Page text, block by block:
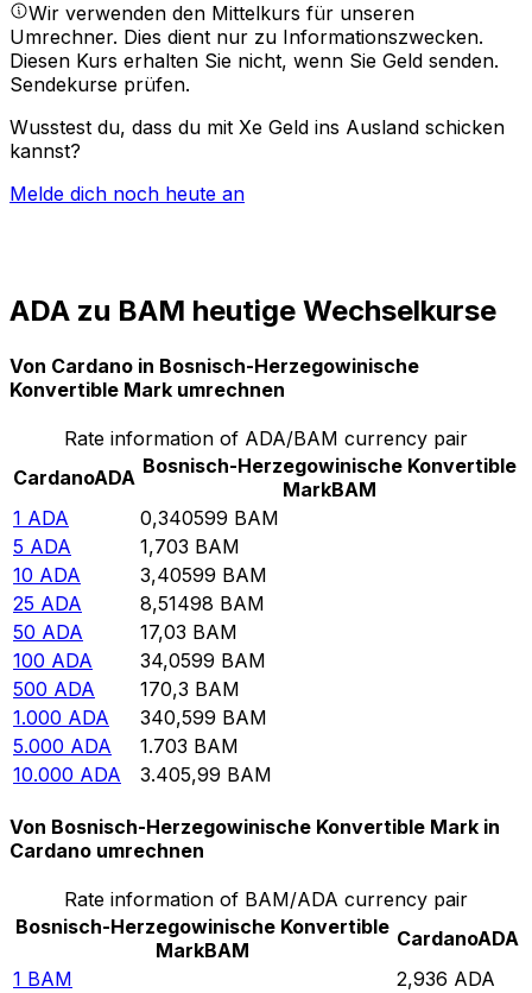
Wir verwenden den Mittelkurs für unseren
Umrechner. Dies dient nur zu Informationszwecken.
Diesen Kurs erhalten Sie nicht, wenn Sie Geld senden.
Sendekurse prüfen.
Wusstest du, dass du mit Xe Geld ins Ausland schicken
kannst?
Melde dich noch heute an
ADA zu BAM heutige Wechselkurse
Von Cardano in Bosnisch-Herzegowinische
Konvertible Mark umrechnen
Rate information of ADA/BAM currency pair
CardanoADA Bosnisch-Herzegowinische Konvertible
MarkBAM
1 ADA 0,340599 BAM
5 ADA 1,703 BAM
10 ADA 3,40599 BAM
25 ADA 8,51498 BAM
50 ADA 17,03 BAM
100 ADA 34,0599 BAM
500 ADA 170,3 BAM
1.000 ADA 340,599 BAM
5.000 ADA 1.703 BAM
10.000 ADA 3.405,99 BAM
Von Bosnisch-Herzegowinische Konvertible Mark in
Cardano umrechnen
Rate information of BAM/ADA currency pair
Bosnisch-Herzegowinische Konvertible
MarkBAM CardanoADA
1 BAM 2,936 ADA